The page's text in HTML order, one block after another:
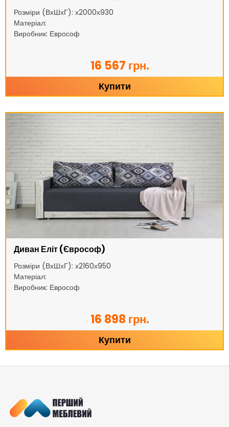
Розміри (ВхШхГ): х2000х930
Матеріал:
Виробник: Еврософ
16 567 грн.
Купити
Диван Еліт (Єврософ)
Розміри (ВхШхГ): х2160х950
Матеріал:
Виробник: Еврософ
16 898 грн.
Купити